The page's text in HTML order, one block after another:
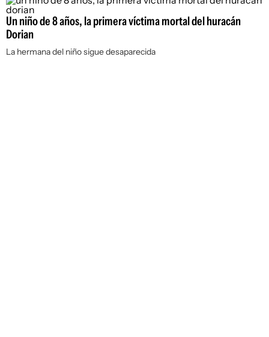
Un niño de 8 años, la primera víctima mortal del huracán
Dorian
La hermana del niño sigue desaparecida